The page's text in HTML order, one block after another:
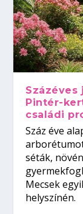
Pintér-
családi
Száz éve
séták,
Mecsek
helyszínén.